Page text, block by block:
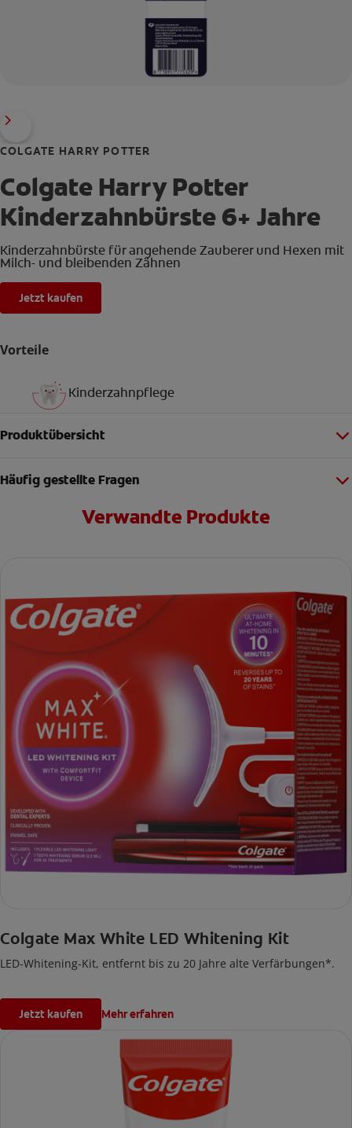
COLGATE HARRY POTTER
Colgate Harry Potter
Kinderzahnbürste 6+ Jahre
Kinderzahnbürste für angehende Zauberer und Hexen mit
Milch- und bleibenden Zähnen
Jetzt kaufen
Vorteile
Kinderzahnpflege
Produktübersicht
Häufig gestellte Fragen
Verwandte Produkte
Colgate Max White LED Whitening Kit
LED-Whitening-Kit, entfernt bis zu 20 Jahre alte Verfärbungen*.
Jetzt kaufen Mehr erfahren